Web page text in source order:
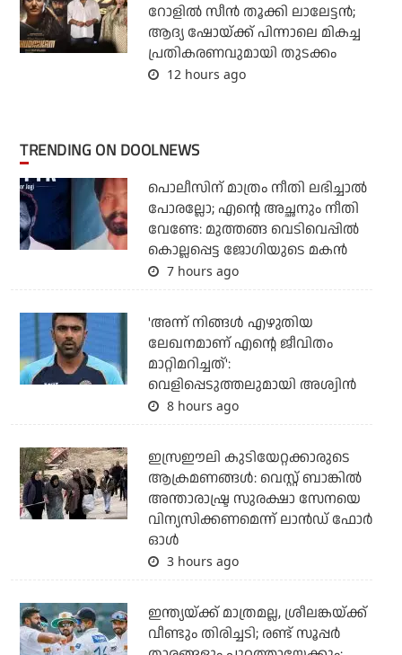
റോളില്‍ സീന്‍ തൂക്കി ലാലേട്ടന്‍;
ആദ്യ ഷോയ്ക്ക് പിന്നാലെ മികച്ച
പ്രതികരണവുമായി തുടക്കം
12 hours ago
TRENDING ON DOOLNEWS
പൊലീസിന് മാത്രം നീതി ലഭിച്ചാല്‍
പോരല്ലോ; എന്റെ അച്ഛനും നീതി
വേണ്ടേ: മുത്തങ്ങ വെടിവെപ്പില്‍
കൊല്ലപ്പെട്ട ജോഗിയുടെ മകന്‍
7 hours ago
'അന്ന് നിങ്ങള്‍ എഴുതിയ
ലേഖനമാണ് എന്റെ ജീവിതം
മാറ്റിമറിച്ചത്':
വെളിപ്പെടുത്തലുമായി അശ്വിന്‍
8 hours ago
ഇസ്രഈലി കുടിയേറ്റക്കാരുടെ
ആക്രമണങ്ങള്‍: വെസ്റ്റ് ബാങ്കില്‍
അന്താരാഷ്ട്ര സുരക്ഷാ സേനയെ
വിന്യസിക്കണമെന്ന് ലാന്‍ഡ് ഫോര്‍
ഓള്‍
3 hours ago
ഇന്ത്യയ്ക്ക് മാത്രമല്ല, ശ്രീലങ്കയ്ക്ക്
വീണ്ടും തിരിച്ചടി; രണ്ട് സൂപ്പര്‍